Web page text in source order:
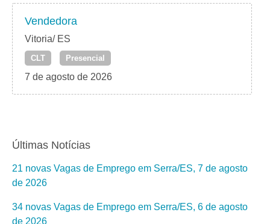
Vendedora
Vitoria/ ES
CLT Presencial
7 de agosto de 2026
Últimas Notícias
21 novas Vagas de Emprego em Serra/ES, 7 de agosto
de 2026
34 novas Vagas de Emprego em Serra/ES, 6 de agosto
de 2026